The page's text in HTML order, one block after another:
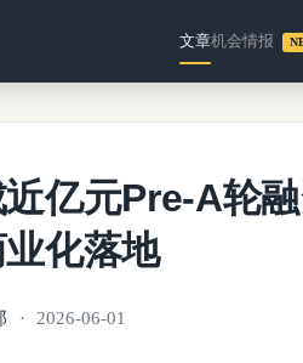
文章机会情报
近亿元Pre-A轮
化落地
2026-06-01